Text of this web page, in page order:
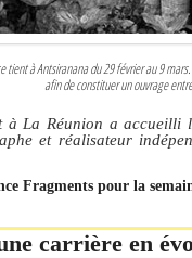
tient à Antsiranana du 29 février au 9
afin de constituer un ouvrage
à La Réunion a accueilli
et réalisateur
Fragments pour la
carrière en